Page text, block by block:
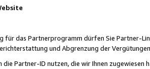
für das Partnerprogramm dürfen Sie Partner-
und Abgrenzung der
die Partner-ID nutzen, die wir Ihnen zugewiesen